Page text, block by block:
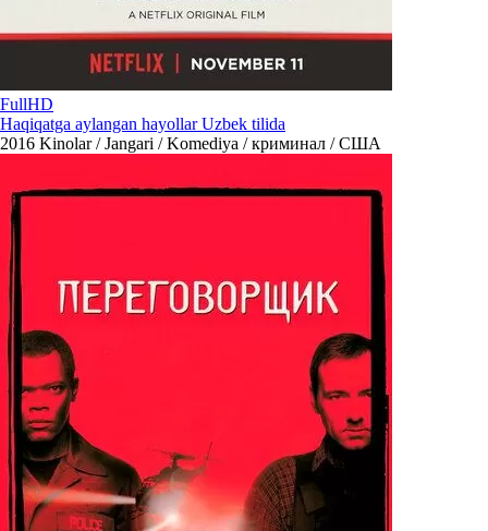
FullHD
Haqiqatga aylangan hayollar Uzbek tilida
2016 Kinolar / Jangari / Komediya / криминал / США